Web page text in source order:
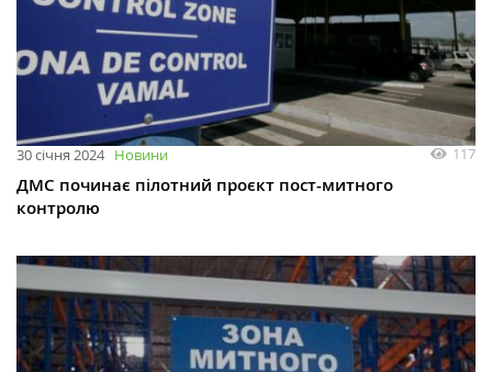
30 січня 2024 Новини 117
ДМС починає пілотний проєкт пост-митного
контролю